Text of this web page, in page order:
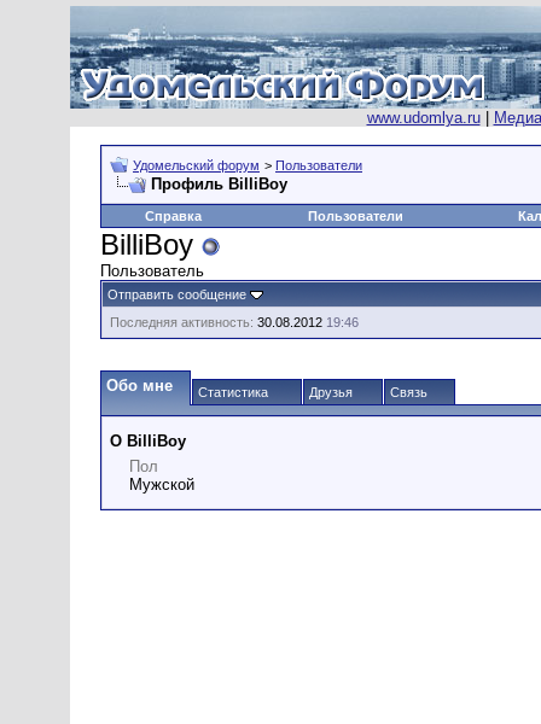
www.udomlya.ru|
Удомельский форум > Пользователи
Профиль BilliBoy
Справка Пользователи
BilliBoy
Пользователь
Отправить сообщение
Последняя активность: 30.08.2012 19:46
Обо мне Статистика Друзья Связь
О BilliBoy
Пол
Мужской